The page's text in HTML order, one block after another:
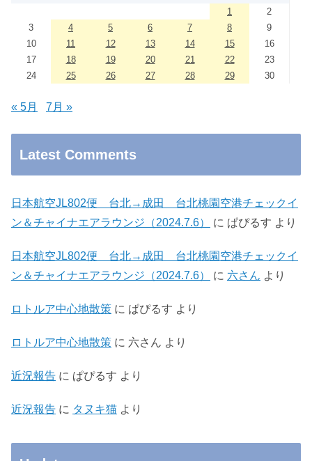
1
2
3
4 5 6 7 8
9
10
11 12 13 14 15
16
17
18 19 20 21 22
23
24
25 26 27 28 29 30
« 5月 7月 »
Latest Comments
日本航空JL802便 台北→成田 台北桃園空港チェックイ
ン＆チャイナエアラウンジ（2024.7.6）
に ぱぴるす より
日本航空JL802便 台北→成田 台北桃園空港チェックイ
ン＆チャイナエアラウンジ（2024.7.6）
に 六さん より
ロトルア中心地散策 に ぱぴるす より
ロトルア中心地散策 に 六さん より
近況報告 に ぱぴるす より
近況報告 に タヌキ猫 より